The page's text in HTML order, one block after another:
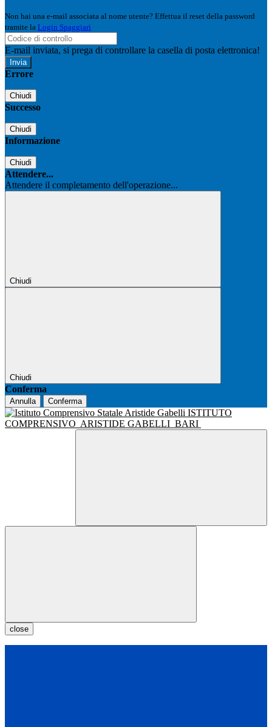
Non hai una e-mail associata al nome utente? Effettua il reset della password
tramite la Login Spaggiari
E-mail inviata, si prega di controllare la casella di posta elettronica!
Errore
Chiudi
Successo
Chiudi
Informazione
Chiudi
Attendere...
Attendere il completamento dell'operazione...
Chiudi
Chiudi
Conferma
Annulla Conferma
ISTITUTO
COMPRENSIVO ARISTIDE GABELLI BARI
close